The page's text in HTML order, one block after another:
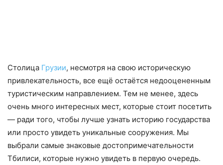
Столица Грузии, несмотря на свою историческую
привлекательность, все ещё остаётся недооцененным
туристическим направлением. Тем не менее, здесь
очень много интересных мест, которые стоит посетить
— ради того, чтобы лучше узнать историю государства
или просто увидеть уникальные сооружения. Мы
выбрали самые знаковые достопримечательности
Тбилиси, которые нужно увидеть в первую очередь.